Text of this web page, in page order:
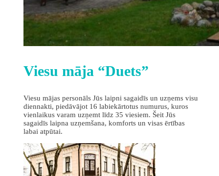
Viesu māja “Duets”
Viesu mājas personāls Jūs laipni sagaidīs un uzņems visu
diennakti, piedāvājot 16 labiekārtotus numurus, kuros
vienlaikus varam uzņemt līdz 35 viesiem. Šeit Jūs
sagaidīs laipna uzņemšana, komforts un visas ērtības
labai atpūtai.